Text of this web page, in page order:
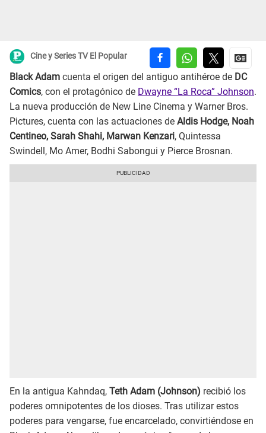
Cine y Series TV El Popular
Black Adam cuenta el origen del antiguo antihéroe de DC
Comics, con el protagónico de Dwayne “La Roca” Johnson.
La nueva producción de New Line Cinema y Warner Bros.
Pictures, cuenta con las actuaciones de Aldis Hodge, Noah
Centineo, Sarah Shahi, Marwan Kenzari, Quintessa
Swindell, Mo Amer, Bodhi Sabongui y Pierce Brosnan.
En la antigua Kahndaq, Teth Adam (Johnson) recibió los
poderes omnipotentes de los dioses. Tras utilizar estos
poderes para vengarse, fue encarcelado, convirtiéndose en